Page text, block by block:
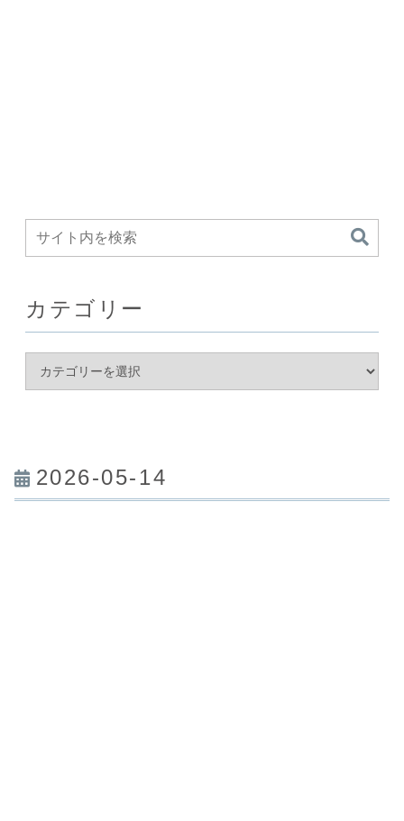
カテゴリー
2026-05-14